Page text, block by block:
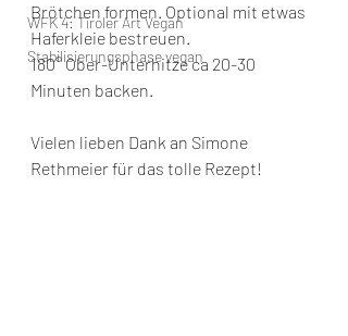
WFK 4: Tiroler Art Vegan
Stabilisierungsphase vegan
Brötchen formen. Optional mit etwas
Haferkleie bestreuen.
180° Ober-Unterhitze ca 20-30
Minuten backen.
Vielen lieben Dank an Simone
Rethmeier für das tolle Rezept!